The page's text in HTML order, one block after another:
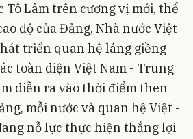
Tô Lâm trên cương vị mới, thể
độ của Đảng, Nhà nước Việt
triển quan hệ láng giềng
toàn diện Việt Nam - Trung
diễn ra vào thời điểm then
mỗi nước và quan hệ Việt -
nỗ lực thực hiện thắng lợi